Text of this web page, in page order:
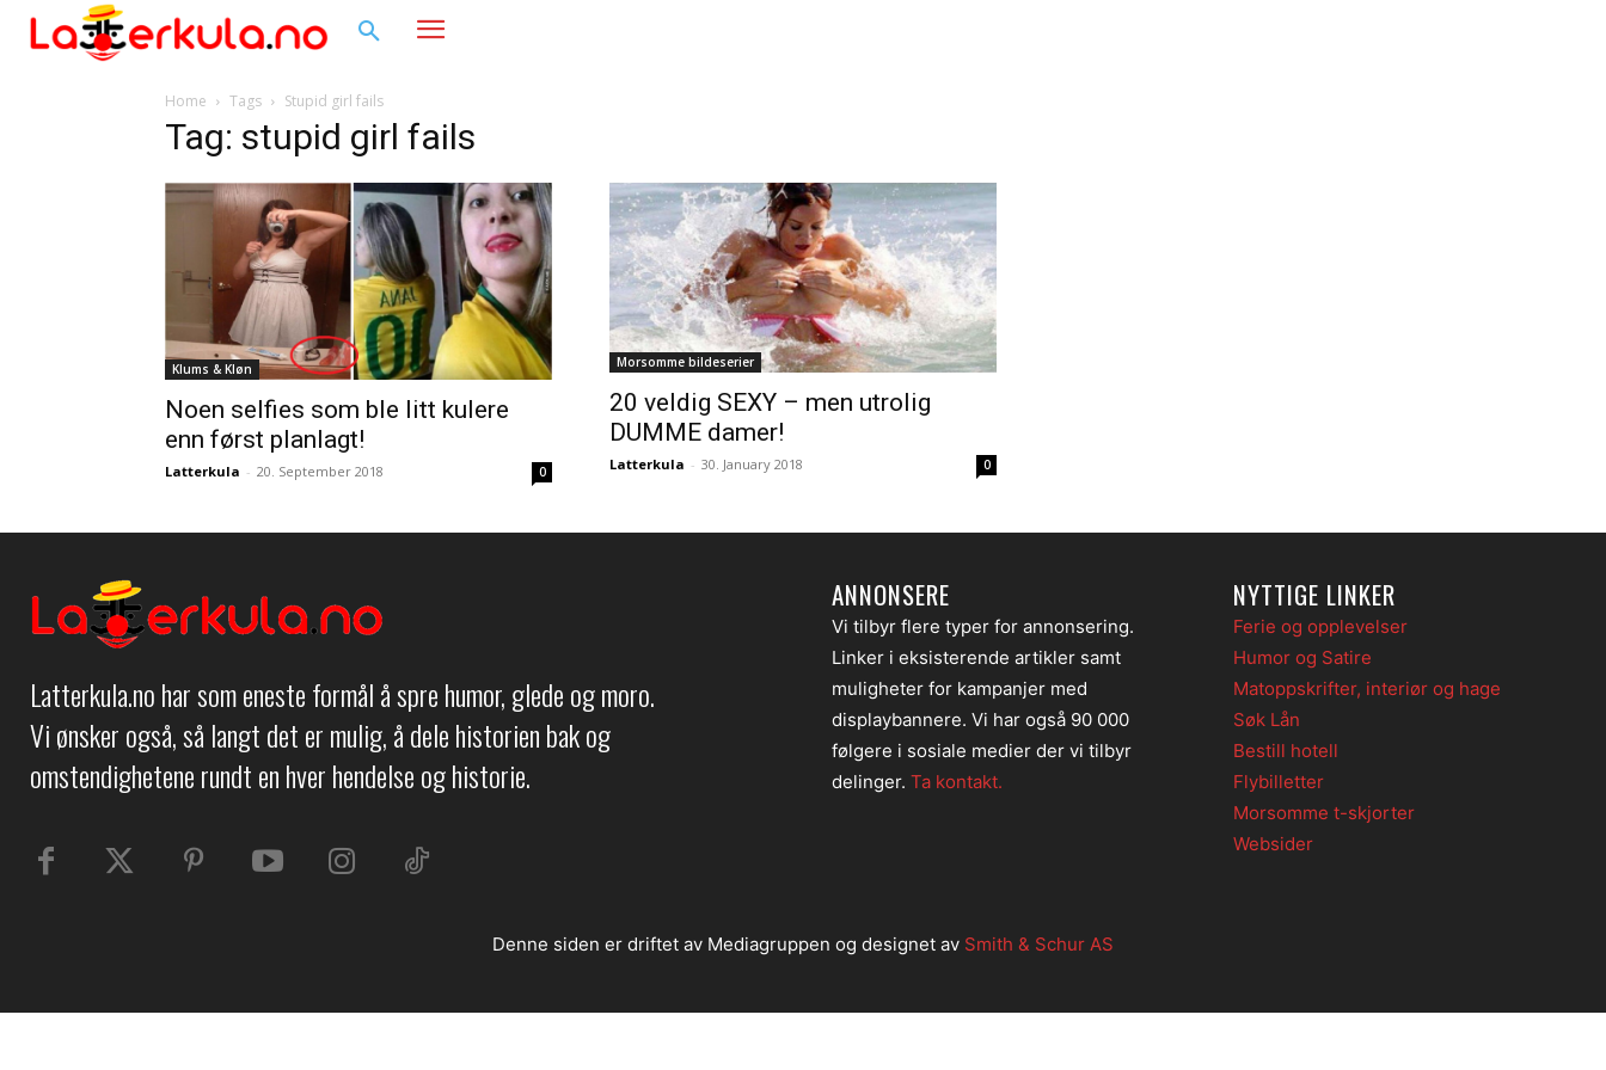
Home Tags Stupid girl fails
Tag: stupid girl fails
Klums & Kløn
Noen selfies som ble litt kulere
enn først planlagt!
Latterkula - 20. September 2018 0
Morsomme bildeserier
20 veldig SEXY – men utrolig
DUMME damer!
Latterkula - 30. January 2018 0
Latterkula.no har som eneste formål å spre humor, glede og moro.
Vi ønsker også, så langt det er mulig, å dele historien bak og
omstendighetene rundt en hver hendelse og historie.
ANNONSERE
Vi tilbyr flere typer for annonsering.
Linker i eksisterende artikler samt
muligheter for kampanjer med
displaybannere. Vi har også 90 000
følgere i sosiale medier der vi tilbyr
delinger. Ta kontakt.
NYTTIGE LINKER
Ferie og opplevelser
Humor og Satire
Matoppskrifter, interiør og hage
Søk Lån
Bestill hotell
Flybilletter
Morsomme t-skjorter
Websider
Denne siden er driftet av Mediagruppen og designet av Smith & Schur AS